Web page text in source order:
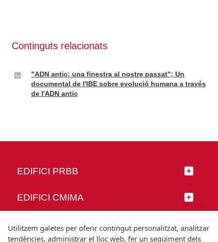
Continguts relacionats
"ADN antic: una finestra al nostre passat"; Un
documental de l'IBE sobre evolució humana a través
de l'ADN antic
EDIFICI PRBB
EDIFICI CMIMA
SEGUEIX-NOS
Utilitzem galetes per oferir contingut personalitzat, analitzar
tendències, administrar el lloc web, fer un seguiment dels